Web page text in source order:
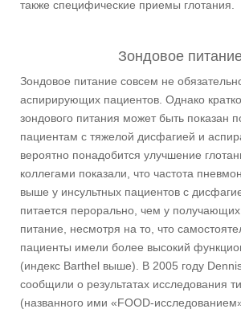
также специфические приемы глотания.
Зондовое
Зондовое питание совсем не
аспирирующих пациентов. Однако
зондового питания может быть показан
пациентам с тяжелой дисфагией и
вероятно понадобится улучшение
коллегами показали, что частота
выше у инсультных пациентов с
питается перорально, чем у
питание, несмотря на то, что
пациенты имели более высокий
(индекс Barthel выше). В 2005 году
сообщили о результатах исследования
(названного ими «FOOD-